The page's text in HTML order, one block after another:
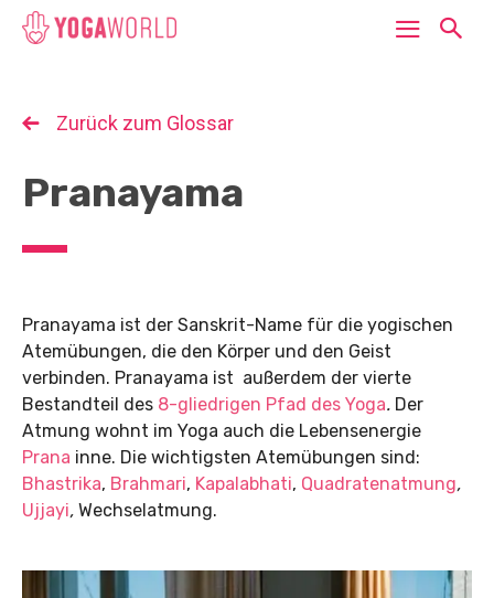
Zurück zum Glossar
Pranayama
Pranayama ist der Sanskrit-Name für die yogischen
Atemübungen, die den Körper und den Geist
verbinden. Pranayama ist außerdem der vierte
Bestandteil des 8-gliedrigen Pfad des Yoga. Der
Atmung wohnt im Yoga auch die Lebensenergie
Prana inne. Die wichtigsten Atemübungen sind:
Bhastrika, Brahmari, Kapalabhati, Quadratenatmung,
Ujjayi, Wechselatmung.